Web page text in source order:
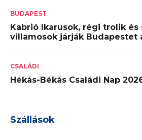
BUDAPEST
Kabrió Ikarusok, régi trolik és
villamosok járják Budapestet
CSALÁDI
Hékás-Békás Családi Nap
Szállások